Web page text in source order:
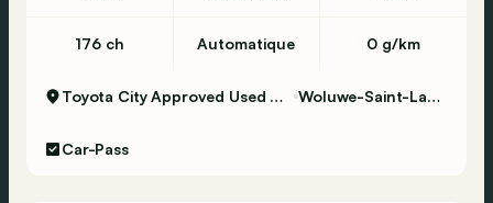
176 ch Automatique 0 g/km
Toyota City Approved Used Woluwe Woluwe-Saint-Lambert
Car-Pass